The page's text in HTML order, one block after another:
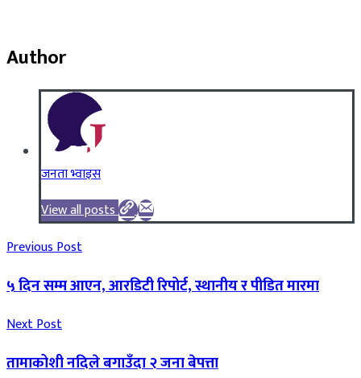
Author
जनता भ्वाइस
View all posts
Previous Post
५ दिन सम्म आएन, आरडिटी रिपोर्ट, स्थानीय र पीडित मारमा
Next Post
तामाकोशी नदिले बगाउँदा २ जना बेपत्ता